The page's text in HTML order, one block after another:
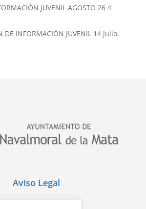
JUVENIL AGOSTO 26 4
DE INFORMACIÓN JUVENIL 14 julio,
Aviso Legal